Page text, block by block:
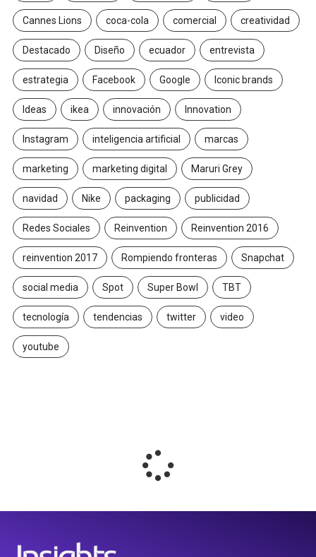
Cannes Lions coca-cola comercial creatividad
Destacado Diseño ecuador entrevista
estrategia Facebook Google Iconic brands
Ideas ikea innovación Innovation
Instagram inteligencia artificial marcas
marketing marketing digital Maruri Grey
navidad Nike packaging publicidad
Redes Sociales Reinvention Reinvention 2016
reinvention 2017 Rompiendo fronteras Snapchat
social media Spot Super Bowl TBT
tecnología tendencias twitter video
youtube